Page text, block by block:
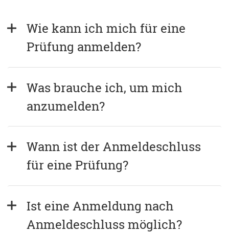
Wie kann ich mich für eine
Prüfung anmelden?
Was brauche ich, um mich
anzumelden?
Wann ist der Anmeldeschluss
für eine Prüfung?
Ist eine Anmeldung nach
Anmeldeschluss möglich?